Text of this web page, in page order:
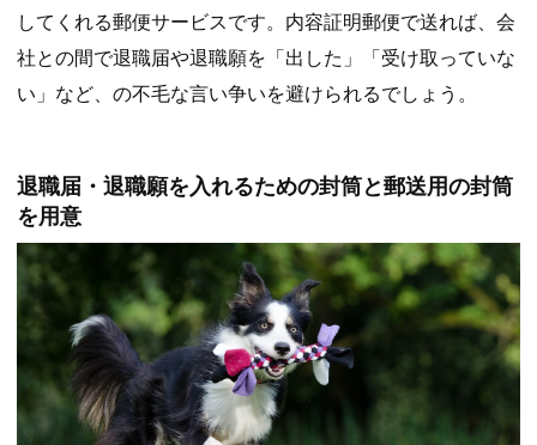
してくれる郵便サービスです。内容証明郵便で送れば、会
社との間で退職届や退職願を「出した」「受け取っていな
い」など、の不毛な言い争いを避けられるでしょう。
退職届・退職願を入れるための封筒と郵送用の封筒
を用意